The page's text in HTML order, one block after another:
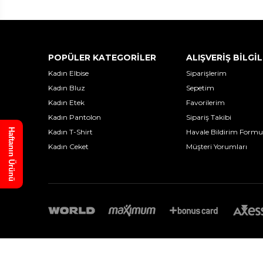
POPÜLER KATEGORİLER
Kadın Elbise
Kadın Bluz
Kadın Etek
Kadın Pantolon
Kadın T-Shirt
Kadın Ceket
ALIŞVERİŞ
Siparişlerim
Sepetim
Favorilerim
Sipariş Takibi
Havale Bildirim Formu
Müşteri Yorumları
Haftanın Ürünü